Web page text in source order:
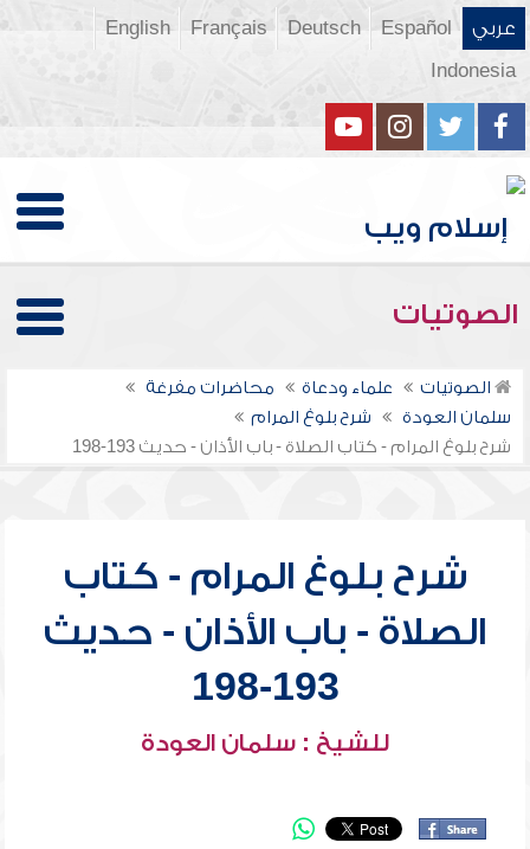
عربي Español
Deutsch
Français
English
Indonesia
الصوتيات
الصوتيات علماء ودعاة
محاضرات مفرغة
سلمان العودة
شرح بلوغ المرام
شرح بلوغ المرام - كتاب الصلاة - باب الأذان - حديث 193-198
شرح بلوغ المرام - كتاب
الصلاة - باب الأذان - حديث
193-198
للشيخ : سلمان العودة